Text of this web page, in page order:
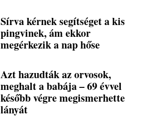
Sírva kérnek segítséget a kis
pingvinek, ám ekkor
megérkezik a nap hőse
Azt hazudták az orvosok,
meghalt a babája – 69 évvel
később végre megismerhette
lányát